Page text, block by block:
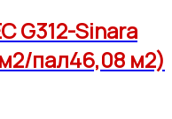
G312-Sinara
пал46,08 м2)